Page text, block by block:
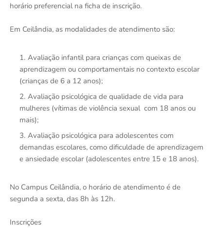
horário preferencial na ficha de inscrição.
Em Ceilândia, as modalidades de atendimento são:
Avaliação infantil para crianças com queixas de
aprendizagem ou comportamentais no contexto escolar
(crianças de 6 a 12 anos);
Avaliação psicológica de qualidade de vida para
mulheres (vítimas de violência sexual com 18 anos ou
mais);
Avaliação psicológica para adolescentes com
demandas escolares, como dificuldade de aprendizagem
e ansiedade escolar (adolescentes entre 15 e 18 anos).
No Campus Ceilândia, o horário de atendimento é de
segunda a sexta, das 8h às 12h.
Inscrições